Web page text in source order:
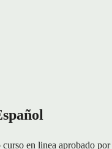
en linea aprobado